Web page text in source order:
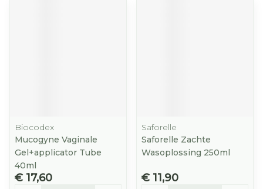
Biocodex
Mucogyne Vaginale
Gel+applicator Tube
40ml
€ 17,60
Saforelle
Saforelle Zachte
Wasoplossing 250ml
€ 11,90